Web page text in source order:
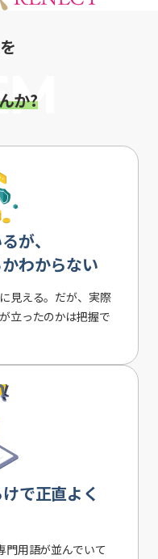
か?
が、
わからない
見える。だが、実際
立ったのかは把握で
で正直よく
門用語が並んでいて